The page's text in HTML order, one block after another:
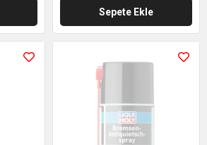
Sepete Ekle